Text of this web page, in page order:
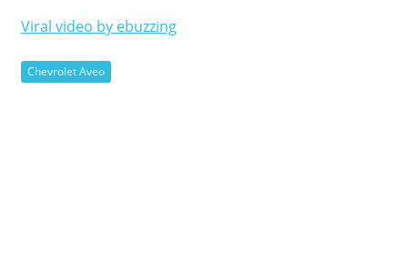
Viral video by ebuzzing
Chevrolet Aveo